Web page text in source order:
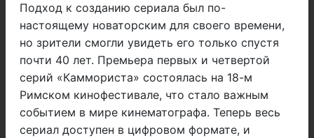
Подход к созданию сериала был по-
настоящему новаторским для своего времени,
но зрители смогли увидеть его только спустя
почти 40 лет. Премьера первых и четвертой
серий «Каммориста» состоялась на 18-м
Римском кинофестивале, что стало важным
событием в мире кинематографа. Теперь весь
сериал доступен в цифровом формате, и